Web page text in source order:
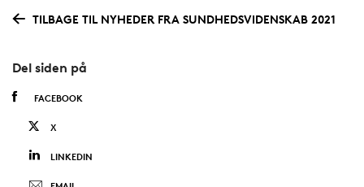
TILBAGE TIL NYHEDER FRA SUNDHEDSVIDENSKAB 2021
Del siden på
FACEBOOK
X
LINKEDIN